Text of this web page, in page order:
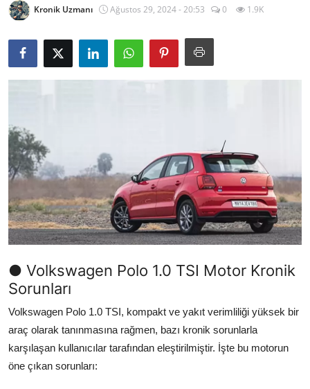
Muayene & Ruhsat
Sorgulamalar
Elektrikli & Hibrit
Kiralama & Filo
Sürüş & Güvenlik
Lastik & Jant
LPG & Yakıt
Elektrik & Akü
Klima & Konfor
Kronik Uzmanı Ağustos 29, 2024 - 20:53 0 1.9K
● Volkswagen Polo 1.0 TSI Motor Kronik
Sorunları
Volkswagen Polo 1.0 TSI, kompakt ve yakıt verimliliği yüksek bir
araç olarak tanınmasına rağmen, bazı kronik sorunlarla
karşılaşan kullanıcılar tarafından eleştirilmiştir. İşte bu motorun
öne çıkan sorunları: